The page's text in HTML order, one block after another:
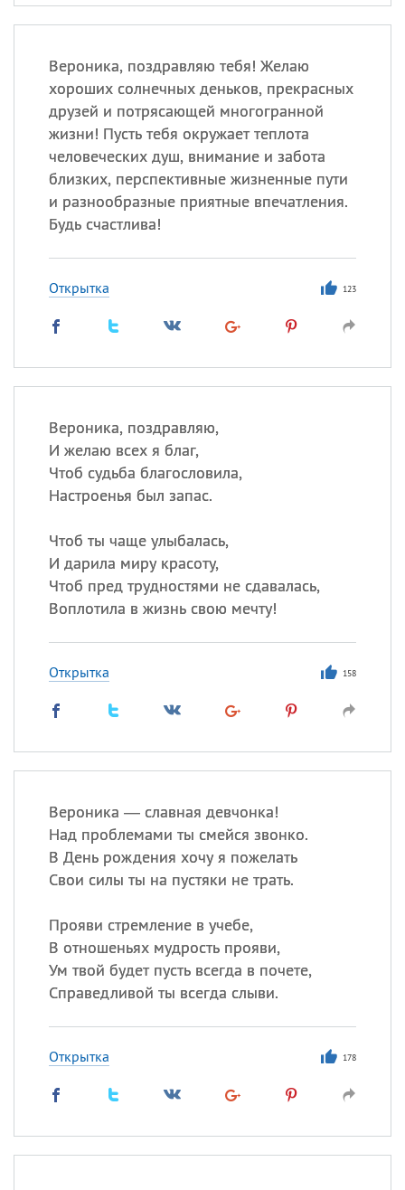
Вероника, поздравляю тебя! Желаю
хороших солнечных деньков, прекрасных
друзей и потрясающей многогранной
жизни! Пусть тебя окружает теплота
человеческих душ, внимание и забота
близких, перспективные жизненные пути
и разнообразные приятные впечатления.
Будь счастлива!
Открытка 123
Вероника, поздравляю,
И желаю всех я благ,
Чтоб судьба благословила,
Настроенья был запас.
Чтоб ты чаще улыбалась,
И дарила миру красоту,
Чтоб пред трудностями не сдавалась,
Воплотила в жизнь свою мечту!
Открытка 158
Вероника — славная девчонка!
Над проблемами ты смейся звонко.
В День рождения хочу я пожелать
Свои силы ты на пустяки не трать.
Прояви стремление в учебе,
В отношеньях мудрость прояви,
Ум твой будет пусть всегда в почете,
Справедливой ты всегда слыви.
Открытка 178